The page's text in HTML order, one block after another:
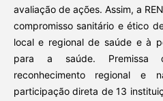
avaliação de ações. Assim, a
compromisso sanitário e ético
local e regional de saúde e à
para a saúde. Premissa
reconhecimento regional e
participação direta de 13